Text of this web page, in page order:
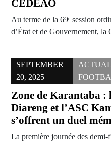
CEDEAO
Au terme de la 69ᵉ session
d’État et de Gouvernement,
SEPTEMBER
20, 2025
Zone de Karantaba :
Diareng et l’ASC
s’offrent un duel
La première journée des demi-